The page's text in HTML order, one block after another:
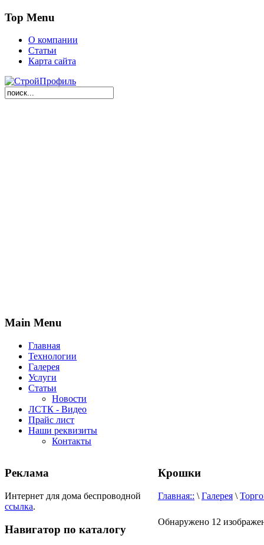
Top Menu
О компании
Статьи
Карта сайта
Main Menu
Главная
Технологии
Галерея
Услуги
Статьи
Новости
ЛСТК - Видео
Прайс лист
Наши реквизиты
Контакты
Реклама
Интернет для дома беспроводной
ссылка.
Навигатор по каталогу
Крошки
Главная:: \ Галерея \
Обнаружено 12